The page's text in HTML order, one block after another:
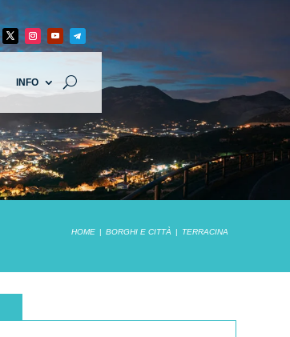
INFO
HOME BORGHI E CITTÀ TERRACINA